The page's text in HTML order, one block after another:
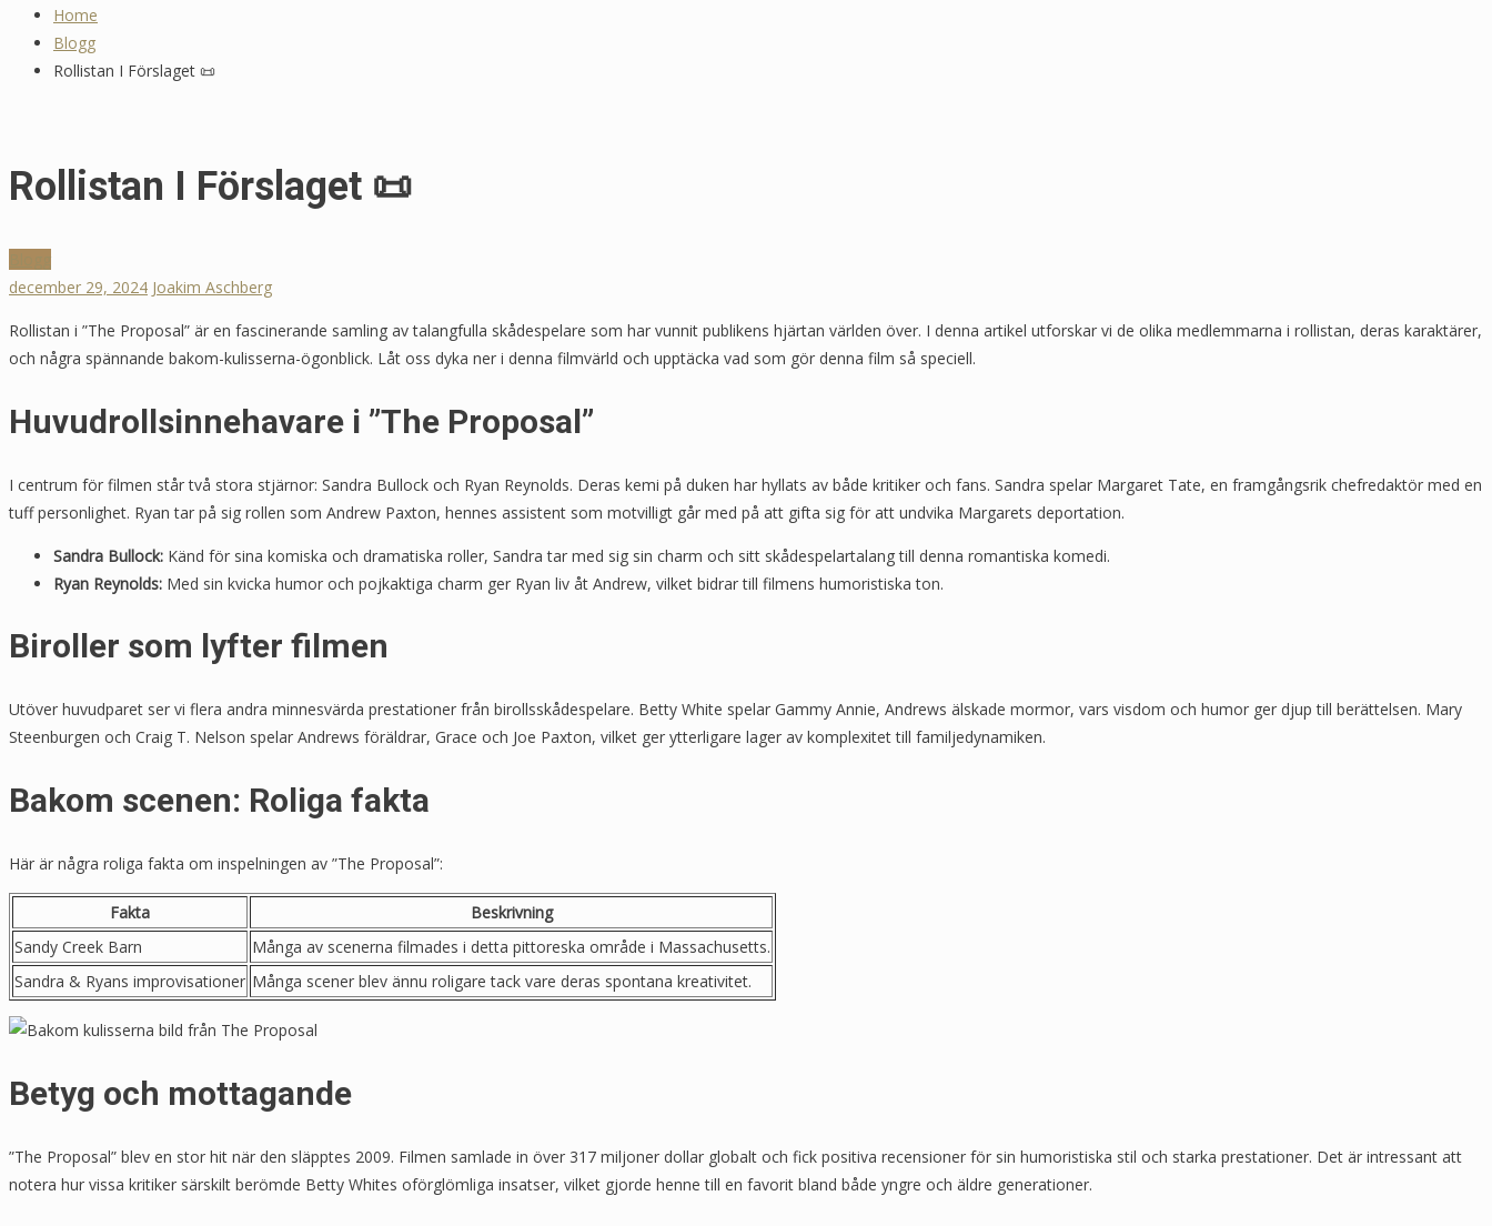
Home
Blogg
Rollistan I Förslaget 📜
Rollistan I Förslaget 📜
december 29, 2024 Joakim Aschberg
Rollistan i ”The Proposal” är en fascinerande samling av talangfulla skådespelare som har vunnit publikens hjärtan världen över. I denna artikel utforskar vi de olika medlemmarna i rollistan, deras karaktärer,
och några spännande bakom-kulisserna-ögonblick. Låt oss dyka ner i denna filmvärld och upptäcka vad som gör denna film så speciell.
Huvudrollsinnehavare i ”The Proposal”
I centrum för filmen står två stora stjärnor: Sandra Bullock och Ryan Reynolds. Deras kemi på duken har hyllats av både kritiker och fans. Sandra spelar Margaret Tate, en framgångsrik chefredaktör med en
tuff personlighet. Ryan tar på sig rollen som Andrew Paxton, hennes assistent som motvilligt går med på att gifta sig för att undvika Margarets deportation.
Sandra Bullock: Känd för sina komiska och dramatiska roller, Sandra tar med sig sin charm och sitt skådespelartalang till denna romantiska komedi.
Ryan Reynolds: Med sin kvicka humor och pojkaktiga charm ger Ryan liv åt Andrew, vilket bidrar till filmens humoristiska ton.
Biroller som lyfter filmen
Utöver huvudparet ser vi flera andra minnesvärda prestationer från birollsskådespelare. Betty White spelar Gammy Annie, Andrews älskade mormor, vars visdom och humor ger djup till berättelsen. Mary
Steenburgen och Craig T. Nelson spelar Andrews föräldrar, Grace och Joe Paxton, vilket ger ytterligare lager av komplexitet till familjedynamiken.
Bakom scenen: Roliga fakta
Här är några roliga fakta om inspelningen av ”The Proposal”:
Fakta
Beskrivning
Sandy Creek Barn
Många av scenerna filmades i detta pittoreska område i Massachusetts.
Sandra & Ryans improvisationer Många scener blev ännu roligare tack vare deras spontana kreativitet.
Betyg och mottagande
”The Proposal” blev en stor hit när den släpptes 2009. Filmen samlade in över 317 miljoner dollar globalt och fick positiva recensioner för sin humoristiska stil och starka prestationer. Det är intressant att
notera hur vissa kritiker särskilt berömde Betty Whites oförglömliga insatser, vilket gjorde henne till en favorit bland både yngre och äldre generationer.